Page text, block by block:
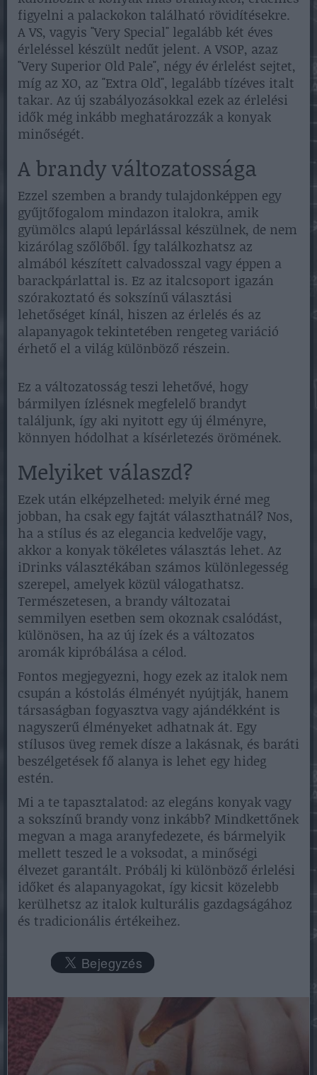
figyelni a palackokon található rövidítésekre.
A VS, vagyis "Very Special" legalább két éves
érleléssel készült nedűt jelent. A VSOP, azaz
"Very Superior Old Pale", négy év érlelést sejtet,
míg az XO, az "Extra Old", legalább tízéves italt
takar. Az új szabályozásokkal ezek az érlelési
idők még inkább meghatározzák a konyak
minőségét.
A brandy változatossága
Ezzel szemben a brandy tulajdonképpen egy
gyűjtőfogalom mindazon italokra, amik
gyümölcs alapú lepárlással készülnek, de nem
kizárólag szőlőből. Így találkozhatsz az
almából készített calvadosszal vagy éppen a
barackpárlattal is. Ez az italcsoport igazán
szórakoztató és sokszínű választási
lehetőséget kínál, hiszen az érlelés és az
alapanyagok tekintetében rengeteg variáció
érhető el a világ különböző részein.
Ez a változatosság teszi lehetővé, hogy
bármilyen ízlésnek megfelelő brandyt
találjunk, így aki nyitott egy új élményre,
könnyen hódolhat a kísérletezés örömének.
Melyiket válaszd?
Ezek után elképzelheted: melyik érné meg
jobban, ha csak egy fajtát választhatnál? Nos,
ha a stílus és az elegancia kedvelője vagy,
akkor a konyak tökéletes választás lehet. Az
iDrinks választékában számos különlegesség
szerepel, amelyek közül válogathatsz.
Természetesen, a brandy változatai
semmilyen esetben sem okoznak csalódást,
különösen, ha az új ízek és a változatos
aromák kipróbálása a célod.
Fontos megjegyezni, hogy ezek az italok nem
csupán a kóstolás élményét nyújtják, hanem
társaságban fogyasztva vagy ajándékként is
nagyszerű élményeket adhatnak át. Egy
stílusos üveg remek dísze a lakásnak, és baráti
beszélgetések fő alanya is lehet egy hideg
estén.
Mi a te tapasztalatod: az elegáns konyak vagy
a sokszínű brandy vonz inkább? Mindkettőnek
megvan a maga aranyfedezete, és bármelyik
mellett teszed le a voksodat, a minőségi
élvezet garantált. Próbálj ki különböző érlelési
időket és alapanyagokat, így kicsit közelebb
kerülhetsz az italok kulturális gazdagságához
és tradicionális értékeihez.